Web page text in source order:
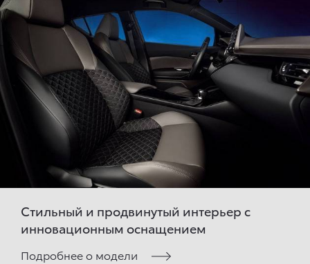
Стильный и продвинутый интерьер с
инновационным оснащением
Подробнее о модели